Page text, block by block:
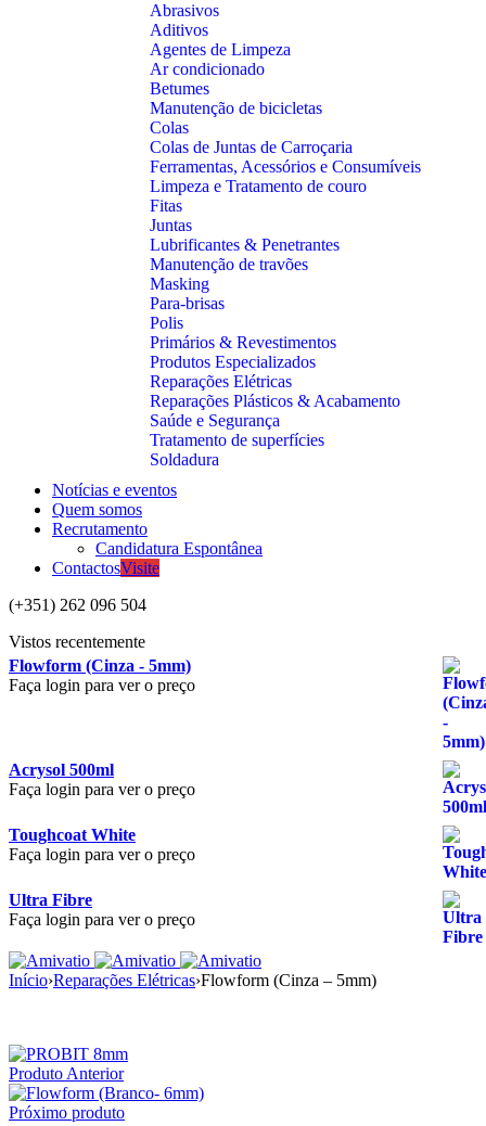
Abrasivos
Aditivos
Agentes de Limpeza
Ar condicionado
Betumes
Manutenção de bicicletas
Colas
Colas de Juntas de Carroçaria
Ferramentas, Acessórios e Consumíveis
Limpeza e Tratamento de couro
Fitas
Juntas
Lubrificantes & Penetrantes
Manutenção de travões
Masking
Para-brisas
Polis
Primários & Revestimentos
Produtos Especializados
Reparações Elétricas
Reparações Plásticos & Acabamento
Saúde e Segurança
Tratamento de superfícies
Soldadura
Notícias e eventos
Quem somos
Recrutamento
Candidatura Espontânea
ContactosVisite
(+351) 262 096 504
Vistos recentemente
Flowform (Cinza - 5mm)
Faça login para ver o preço
Acrysol 500ml
Faça login para ver o preço
Toughcoat White
Faça login para ver o preço
Ultra Fibre
Faça login para ver o preço
Início›Reparações Elétricas›Flowform (Cinza – 5mm)
Produto Anterior
Próximo produto